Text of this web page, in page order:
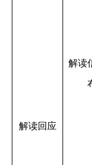
解读回应
解读